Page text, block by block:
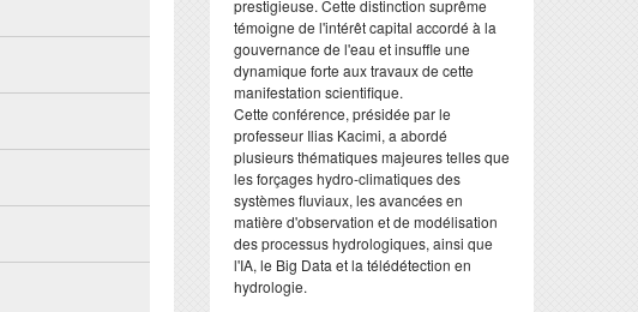
prestigieuse. Cette distinction suprême
témoigne de l'intérêt capital accordé à la
gouvernance de l'eau et insuffle une
dynamique forte aux travaux de cette
manifestation scientifique.
​Cette conférence, présidée par le
professeur Ilias Kacimi, a abordé
plusieurs thématiques majeures telles que
les forçages hydro-climatiques des
systèmes fluviaux, les avancées en
matière d'observation et de modélisation
des processus hydrologiques, ainsi que
l'IA, le Big Data et la télédétection en
hydrologie.